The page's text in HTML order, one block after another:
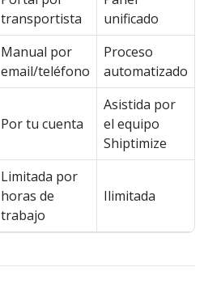
transportista
unificado
Manual por
email/teléfono
Proceso
automatizado
Por tu cuenta
Asistida por
el equipo
Shiptimize
Limitada por
horas de
trabajo
Ilimitada